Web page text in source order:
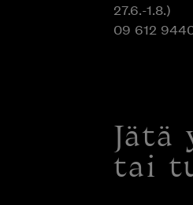
27.6.-1.8.)
09 612
Jätä
tai